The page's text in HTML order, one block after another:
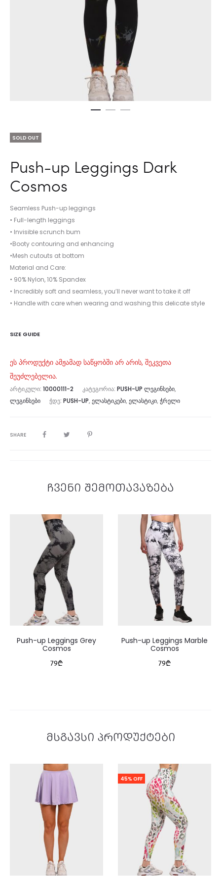
SOLD OUT
Push-up Leggings Dark
Cosmos
Seamless Push-up leggings
• Full-length leggings
• Invisible scrunch bum
•Booty contouring and enhancing
•Mesh cutouts at bottom
Material and Care:
• 90% Nylon, 10% Spandex
• Incredibly soft and seamless, you’ll never want to take it off
• Handle with care when wearing and washing this delicate style
SIZE GUIDE
ეს პროდუქტი ამჟამად საწყობში არ არის, შეკვეთა
შეუძლებელია.
ᲐᲠᲢᲘᲙᲣᲚᲘ: 10000111-2 ᲙᲐᲢᲔᲒᲝᲠᲘᲐ: PUSH-UP ᲚᲔᲒᲘᲜᲡᲔᲑᲘ,
ᲚᲔᲒᲘᲜᲡᲔᲑᲘ
ᲭᲓᲔ: PUSH-UP, ᲔᲚᲐᲡᲢᲘᲙᲔᲑᲘ, ᲔᲚᲐᲡᲢᲘᲙᲘ, ᲭᲠᲔᲚᲘ
SHARE
ჩვენი შემოთავაზება
Push-up Leggings Grey
Cosmos
79₾
Push-up Leggings Marble
Cosmos
79₾
მსგავსი პროდუქტები
45% OFF